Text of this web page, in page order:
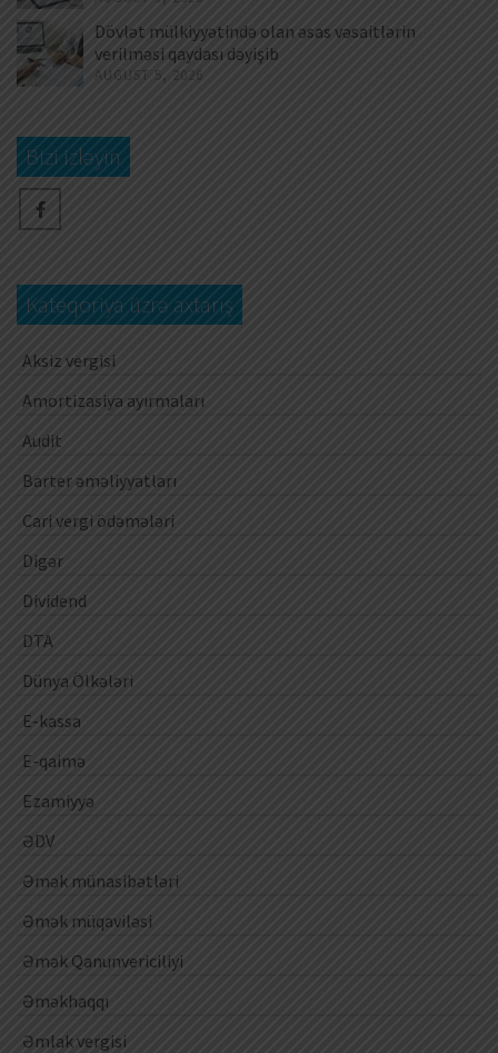
Dövlət mülkiyyətində olan əsas vəsaitlərin
verilməsi qaydası dəyişib
AUGUST 5, 2026
Bizi izləyin
Kateqoriya üzrə axtarış
Aksiz vergisi
Amortizasiya ayırmaları
Audit
Barter əməliyyatları
Cari vergi ödəmələri
Digər
Dividend
DTA
Dünya Ölkələri
E-kassa
E-qaimə
Ezamiyyə
ƏDV
Əmək münasibətləri
Əmək müqaviləsi
Əmək Qanunvericiliyi
Əməkhaqqı
Əmlak vergisi